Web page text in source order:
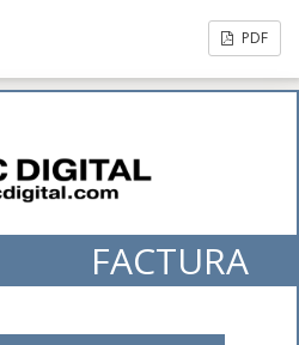
PDF
FACTURA